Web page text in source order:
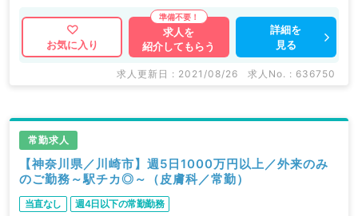
などの医療機関求人はもちろんのこと、 産業医等の企
業系求人も多数扱っています。 求人内容の詳細等はお
気軽にお問合せ下さい。
お気に入り
求人を
紹介してもらう
詳細を
見る
求人更新日 : 2021/08/26 求人No. : 636750
常勤求人
【神奈川県／川崎市】週5日1000万円以上／外来のみ
のご勤務～駅チカ◎～（皮膚科／常勤）
当直なし 週4日以下の常勤勤務